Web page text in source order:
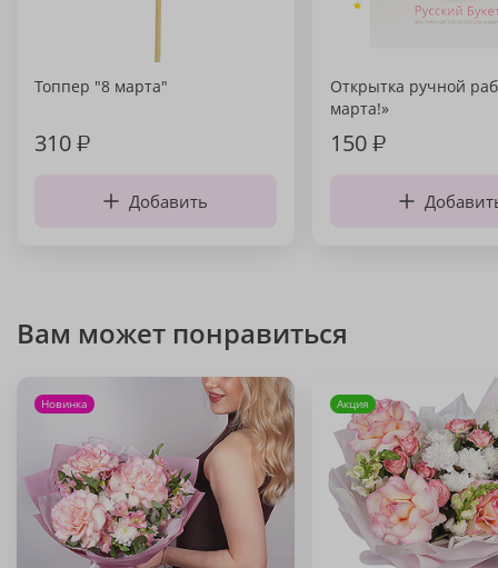
Топпер "8 марта"
310₽
Добавить
Открытка ручной
марта!»
150₽
Вам может понравиться
Новинка Акция